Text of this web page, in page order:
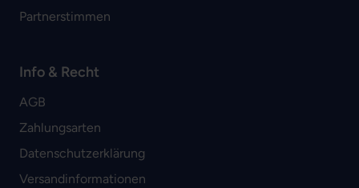
Partnerstimmen
Info & Recht
AGB
Zahlungsarten
Datenschutzerklärung
Versandinformationen